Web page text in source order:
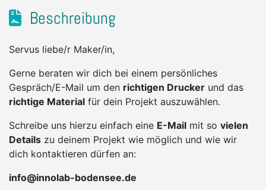
Beschreibung
Servus liebe/r Maker/in,
Gerne beraten wir dich bei einem persönliches
Gespräch/E-Mail um den richtigen Drucker und das
richtige Material für dein Projekt auszuwählen.
Schreibe uns hierzu einfach eine E-Mail mit so vielen
Details zu deinem Projekt wie möglich und wie wir
dich kontaktieren dürfen an:
info@innolab-bodensee.de